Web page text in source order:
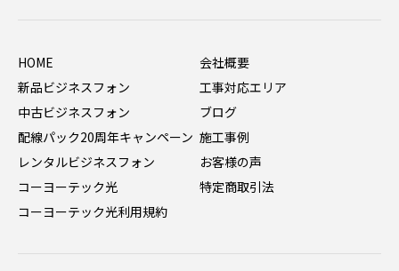
HOME
新品ビジネスフォン
中古ビジネスフォン
配線パック20周年キャンペーン
レンタルビジネスフォン
コーヨーテック光
コーヨーテック光利用規約
会社概要
工事対応エリア
ブログ
施工事例
お客様の声
特定商取引法